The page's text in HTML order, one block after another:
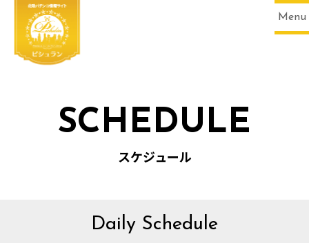
Menu
SCHEDULE
スケジュール
Daily Schedule